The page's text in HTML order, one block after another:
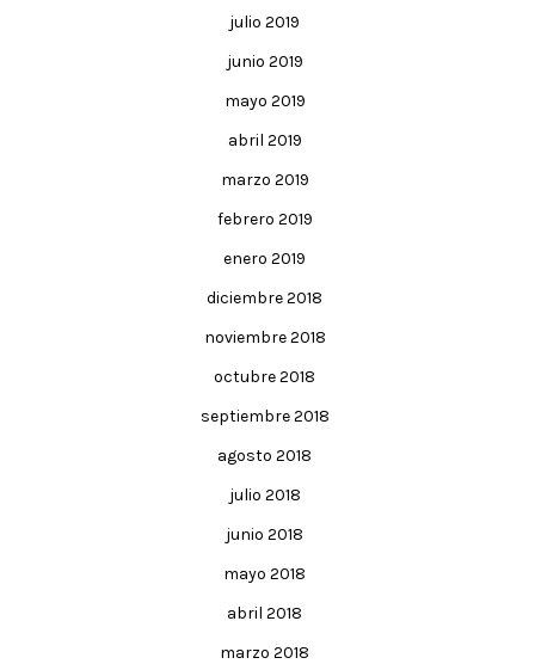
julio 2019
junio 2019
mayo 2019
abril 2019
marzo 2019
febrero 2019
enero 2019
diciembre 2018
noviembre 2018
octubre 2018
septiembre 2018
agosto 2018
julio 2018
junio 2018
mayo 2018
abril 2018
marzo 2018